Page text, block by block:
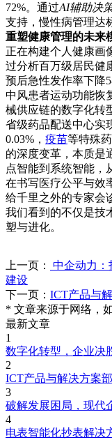
72%。通过AI辅助决
支持，慢性病管理达
重塑健康管理的未来
正在构建个人健康画
过分析百万级居民健
预后急性发作率下降
中风患者运动功能恢
械供应链的数字化转
省级药品配送中心实
0.03%， 疫苗等特殊
的深度变革，本质是
点智能到系统智能，
在书写医疗公平与效
给千里之外的专家会
我们看到的不仅是技
塑与进化。
上一页：
中企动力：
建设
下一页： ICT产品与
* 文章来源于网络，
最新文章
1
数字化转型，企业决
2
ICT产品与解决方案
3
破解发展困局，现代
4
电表智能化抄表解决